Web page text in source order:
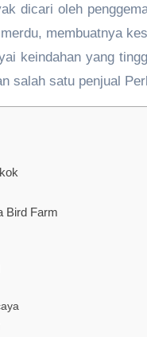
dicari oleh
membuatnya
keindahan yang
salah satu penjual
Bird Farm